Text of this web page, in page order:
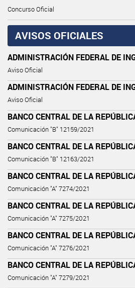
Concurso Oficial
AVISOS OFICIALES
ADMINISTRACIÓN FEDERAL DE
Aviso Oficial
ADMINISTRACIÓN FEDERAL DE
Aviso Oficial
BANCO CENTRAL DE LA
Comunicación "B" 12159/2021
BANCO CENTRAL DE LA
Comunicación "B" 12163/2021
BANCO CENTRAL DE LA
Comunicación "A" 7274/2021
BANCO CENTRAL DE LA
Comunicación "A" 7275/2021
BANCO CENTRAL DE LA
Comunicación "A" 7276/2021
BANCO CENTRAL DE LA
Comunicación "A" 7279/2021